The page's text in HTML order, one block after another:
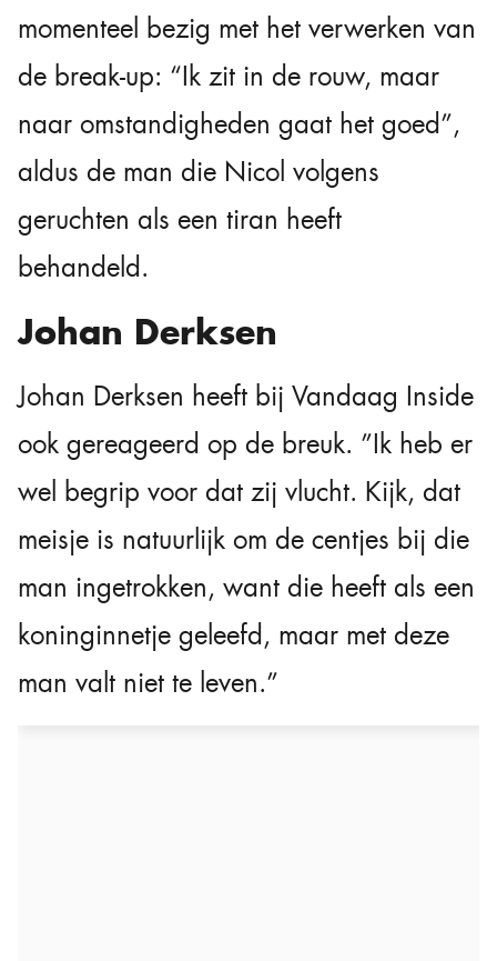
momenteel bezig met het verwerken van
de break-up: “Ik zit in de rouw, maar
naar omstandigheden gaat het goed”,
aldus de man die Nicol volgens
geruchten als een tiran heeft
behandeld.
Johan Derksen
Johan Derksen heeft bij Vandaag Inside
ook gereageerd op de breuk. ”Ik heb er
wel begrip voor dat zij vlucht. Kijk, dat
meisje is natuurlijk om de centjes bij die
man ingetrokken, want die heeft als een
koninginnetje geleefd, maar met deze
man valt niet te leven.”